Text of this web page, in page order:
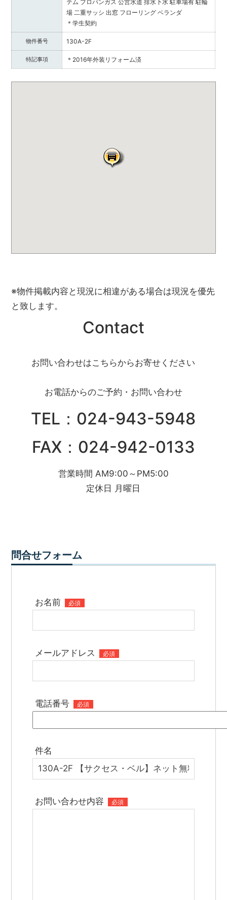
テム プロパンガス 公営水道 排水下水 駐車場有 駐輪
場 二重サッシ 出窓 フローリング ベランダ
＊学生契約
物件番号 130A-2F
特記事項 ＊2016年外装リフォーム済
※物件掲載内容と現況に相違がある場合は現況を優先
と致します。
Contact
お問い合わせはこちらからお寄せください
お電話からのご予約・お問い合わせ
TEL：024-943-5948
FAX：024-942-0133
営業時間 AM9:00～PM5:00
定休日 月曜日
問合せフォーム
お名前 必須
メールアドレス 必須
電話番号 必須
件名
お問い合わせ内容 必須